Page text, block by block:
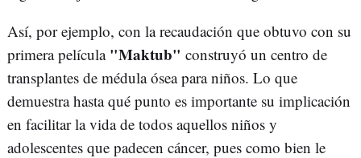
Así, por ejemplo, con la recaudación que obtuvo con su
primera película "Maktub" construyó un centro de
transplantes de médula ósea para niños. Lo que
demuestra hasta qué punto es importante su implicación
en facilitar la vida de todos aquellos niños y
adolescentes que padecen cáncer, pues como bien le